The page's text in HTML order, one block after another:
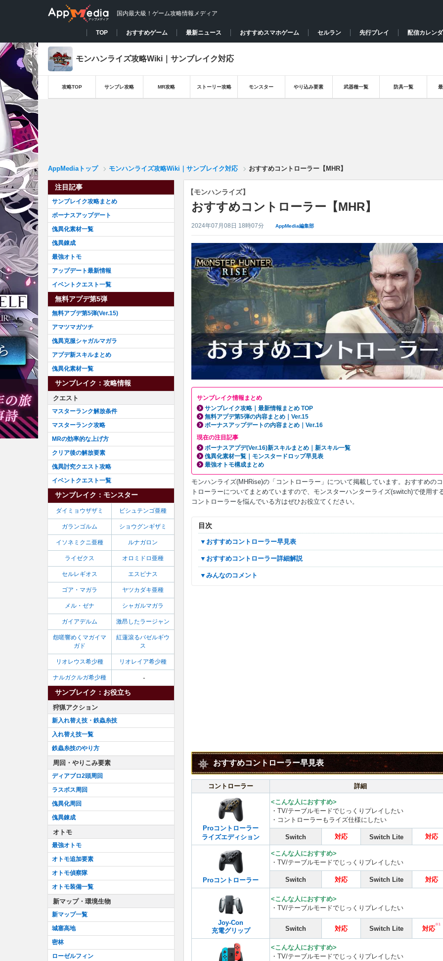
国内最大級！ゲーム攻略情報メディア
TOP おすすめゲーム 最新ニュース おすすめスマホゲーム セルラン 先行プレイ 配信カレン
モンハンライズ攻略Wiki｜サンブレイク対応
攻略TOP サンブレ攻略 MR攻略 ストーリー攻略 モンスター やり込み要素 武器種一覧 防具一覧
AppMediaトップ モンハンライズ攻略Wiki｜サンブレイク対応 おすすめコントローラー【MHR】
【モンハンライズ】
おすすめコントローラー【MHR】
2024年07月08日 18時07分 AppMedia編集部
サンブレイク情報まとめ
サンブレイク攻略｜最新情報まとめ TOP
無料アプデ第5弾の内容まとめ｜Ver.15
ボーナスアップデートの内容まとめ｜Ver.16
現在の注目記事
ボーナスアプデ(Ver.16)新スキルまとめ｜新スキル一覧
傀異化素材一覧｜モンスタードロップ早見表
最強オトモ構成まとめ
モンハンライズ(MHRise)の「コントローラー」について掲載しています。おすすめの
トローラーについてまとめていますので、モンスターハンターライズ(switch)で使用す
コントローラーを悩んでいる方はぜひお役立てください。
目次
▼おすすめコントローラー早見表
▼おすすめコントローラー詳細解説
▼みんなのコメント
おすすめコントローラー早見表
コントローラー 詳細
Proコントローラー
ライズエディション
<こんな人におすすめ>
・TV/テーブルモードでじっくりプレイしたい
・コントローラーもライズ仕様にしたい
Switch 対応 Switch Lite 対応
Proコントローラー
<こんな人におすすめ>
・TV/テーブルモードでじっくりプレイしたい
Switch 対応 Switch Lite 対応
Joy-Con
充電グリップ
<こんな人におすすめ>
・TV/テーブルモードでじっくりプレイしたい
Switch 対応 Switch Lite 対応
※1
<こんな人におすすめ>
・TV/テーブルモードでじっくりプレイしたい
注目記事
サンブレイク攻略まとめ
ボーナスアップデート
傀異化素材一覧
傀異錬成
最強オトモ
アップデート最新情報
イベントクエスト一覧
無料アプデ第5弾
無料アプデ第5弾(Ver.15)
アマツマガツチ
傀異克服シャガルマガラ
アプデ新スキルまとめ
傀異化素材一覧
サンブレイク：攻略情報
クエスト
マスターランク解放条件
マスターランク攻略
MRの効率的な上げ方
クリア後の解放要素
傀異討究クエスト攻略
イベントクエスト一覧
サンブレイク：モンスター
ダイミョウザザミ ビシュテンゴ亜種
ガランゴルム ショウグンギザミ
イソネミクニ亜種 ルナガロン
ライゼクス オロミドロ亜種
セルレギオス エスピナス
ゴア・マガラ ヤツカダキ亜種
メル・ゼナ シャガルマガラ
ガイアデルム 激昂したラージャン
怨嗟響めくマガイマ
ガド
紅蓮滾るバゼルギウ
ス
リオレウス希少種 リオレイア希少種
ナルガクルガ希少種
-
サンブレイク：お役立ち
狩猟アクション
新入れ替え技・鉄蟲糸技
入れ替え技一覧
鉄蟲糸技のやり方
周回・やりこみ要素
ディアブロ2頭周回
ラスボス周回
傀異化周回
傀異錬成
オトモ
最強オトモ
オトモ追加要素
オトモ偵察隊
オトモ装備一覧
新マップ・環境生物
新マップ一覧
城塞高地
密林
ローゼルフィン